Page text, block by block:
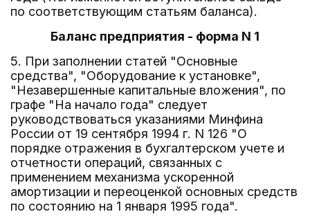
по соответствующим статьям баланса).
Баланс предприятия - форма N 1
5. При заполнении статей "Основные
средства", "Оборудование к установке",
"Незавершенные капитальные вложения", по
графе "На начало года" следует
руководствоваться указаниями Минфина
России от 19 сентября 1994 г. N 126 "О
порядке отражения в бухгалтерском учете и
отчетности операций, связанных с
применением механизма ускоренной
амортизации и переоценкой основных средств
по состоянию на 1 января 1995 года".